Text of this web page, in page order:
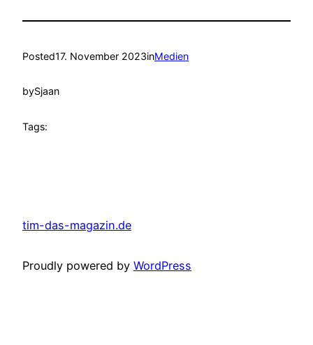
Posted17. November 2023inMedien
bySjaan
Tags:
tim-das-magazin.de
Proudly powered by WordPress